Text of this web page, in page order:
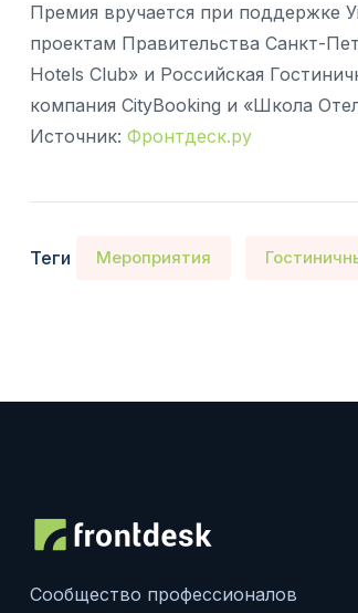
Премия вручается при поддержке
проектам Правительства Санкт-
Hotels Club» и Российская
компания CityBooking и «Школа
Источник: Фронтдеск.ру
Теги Мероприятия
Сообщество профессионалов